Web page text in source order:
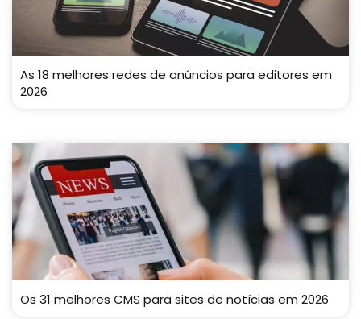
As 18 melhores redes de anúncios para editores em
2026
Os 31 melhores CMS para sites de notícias em 2026